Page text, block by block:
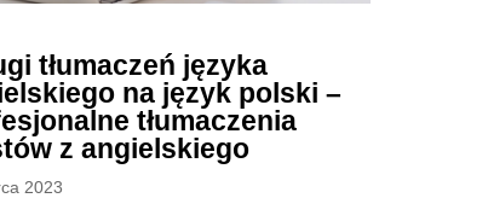
tłumaczeń języka
na język polski –
tłumaczenia
z angielskiego
2023